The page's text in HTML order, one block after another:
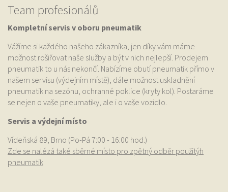
Team profesionálů
Kompletní servis v oboru pneumatik
Vážíme si každého našeho zákazníka, jen díky vám máme
možnost rošiřovat naše služby a být v nich nejlepší. Prodejem
pneumatik to u nás nekončí. Nabízíme obutí pneumatik přímo v
našem servisu (výdejním místě), dále možnost uskladnění
pneumatik na sezónu, ochranné poklice (kryty kol). Postaráme
se nejen o vaše pneumatiky, ale i o vaše vozidlo.
Servis a výdejní místo
Vídeňská 89, Brno (Po-Pá 7:00 - 16:00 hod.)
Zde se nalézá také sběrné místo pro zpětný odběr použitýh
pneumatik